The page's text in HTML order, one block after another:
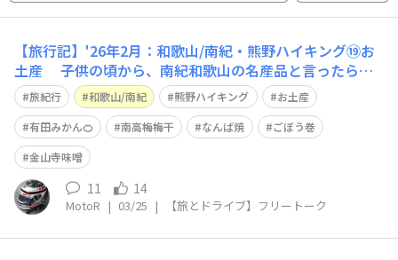
【旅行記】'26年2月：和歌山/南紀・熊野ハイキング⑲お
土産 子供の頃から、南紀和歌山の名産品と言ったら
「有田みかん🍊」と「南高梅梅干」と相場が決まっていま
した🙄 親類が、東京に来る際の手土産は 大人用には「な
んば焼」「ごぼう巻」「金山寺味噌」 子供用には「柚も
なか」「那智黒飴」が定番 地ビー
旅紀行 和歌山/南紀 熊野ハイキング
お土産
有田みかん🍊
南高梅梅干 なんば焼
ごぼう巻
金山寺味噌
11 14
MotoR | 03/25 | 【旅とドライブ】フリートーク